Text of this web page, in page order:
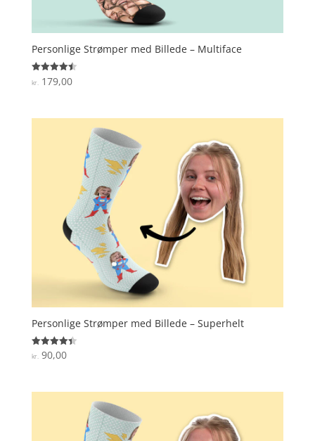
Personlige Strømper med Billede – Multiface
Vurderet
4.5
kr. 179,00
Personlige Strømper med Billede – Superhelt
Vurderet
4.4
kr.90,00